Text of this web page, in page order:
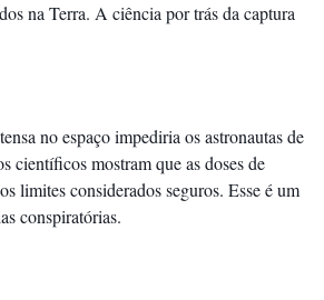
na Terra. A ciência por trás da captura
no espaço impediria os astronautas de
científicos mostram que as doses de
limites considerados seguros. Esse é um
conspiratórias.